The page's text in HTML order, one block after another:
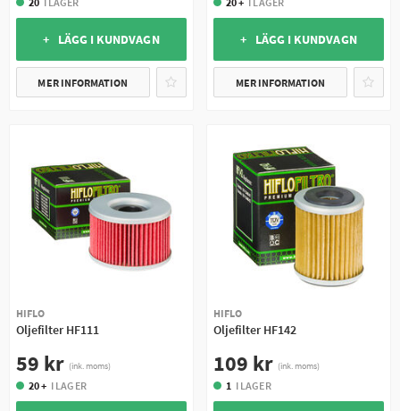
+ LÄGG I KUNDVAGN
MER INFORMATION
+ LÄGG I KUNDVAGN
MER INFORMATION
HIFLO
Oljefilter HF111
59 kr (ink. moms)
20 + I LAGER
HIFLO
Oljefilter HF142
109 kr (ink. moms)
1 I LAGER